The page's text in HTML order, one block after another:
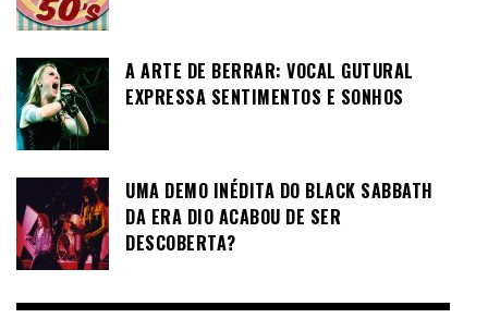
A ARTE DE BERRAR: VOCAL GUTURAL
EXPRESSA SENTIMENTOS E SONHOS
UMA DEMO INÉDITA DO BLACK SABBATH
DA ERA DIO ACABOU DE SER
DESCOBERTA?